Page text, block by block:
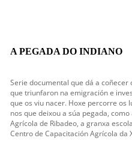
A PEGADA DO INDIANO
Serie documental que dá a
que triunfaron na emigración e
que os viu nacer. Hoxe percorre os
nos que deixou a súa pegada,
Agrícola de Ribadeo, a granxa
Centro de Capacitación Agrícola da